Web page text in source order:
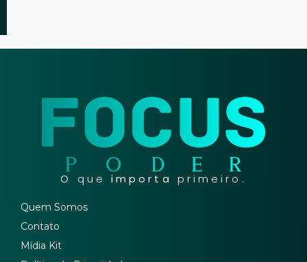
O que importa primeiro.
Quem Somos
Contato
Mídia Kit